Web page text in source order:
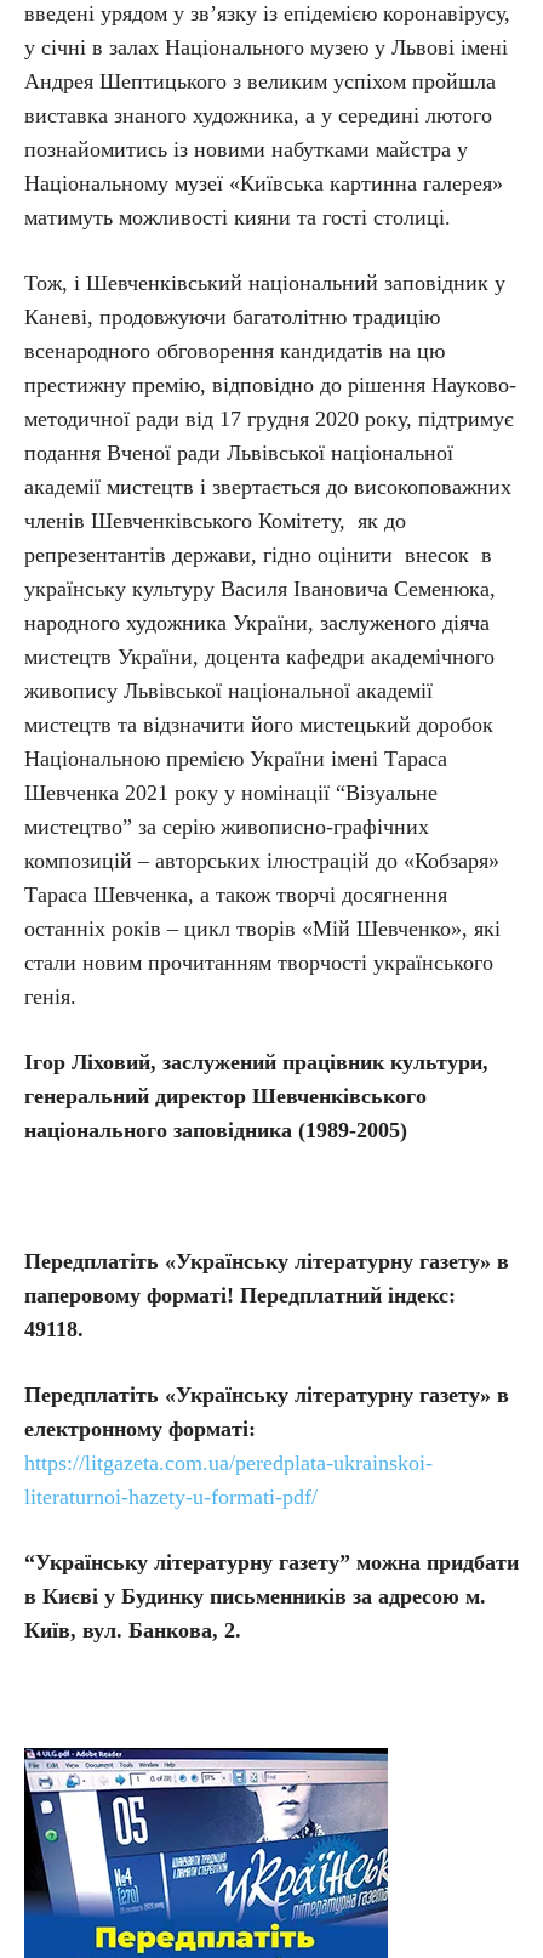
введені урядом у зв’язку із епідемією коронавірусу,
у січні в залах Національного музею у Львові імені
Андрея Шептицького з великим успіхом пройшла
виставка знаного художника, а у середині лютого
познайомитись із новими набутками майстра у
Національному музеї «Київська картинна галерея»
матимуть можливості кияни та гості столиці.
Тож, і Шевченківський національний заповідник у
Каневі, продовжуючи багатолітню традицію
всенародного обговорення кандидатів на цю
престижну премію, відповідно до рішення Науково-
методичної ради від 17 грудня 2020 року, підтримує
подання Вченої ради Львівської національної
академії мистецтв і звертається до високоповажних
членів Шевченківського Комітету, як до
репрезентантів держави, гідно оцінити внесок в
українську культуру Василя Івановича Семенюка,
народного художника України, заслуженого діячa
мистецтв України, доцента кафедри академічного
живопису Львівської національної академії
мистецтв та відзначити його мистецький доробок
Національною премією України імені Тараса
Шевченка 2021 року у номінації “Візуальне
мистецтво” за серію живописно-графічних
композицій – авторських ілюстрацій до «Кобзаря»
Тараса Шевченка, а також творчі досягнення
останніх років – цикл творів «Мій Шевченко», які
стали новим прочитанням творчості українського
генія.
Ігор Ліховий, заслужений працівник культури,
генеральний директор Шевченківського
національного заповідника (1989-2005)
Передплатіть «Українську літературну газету» в
паперовому форматі! Передплатний індекс:
49118.
Передплатіть «Українську літературну газету» в
електронному форматі:
https://litgazeta.com.ua/peredplata-ukrainskoi-
literaturnoi-hazety-u-formati-pdf/
“Українську літературну газету” можна придбати
в Києві у Будинку письменників за адресою м.
Київ, вул. Банкова, 2.